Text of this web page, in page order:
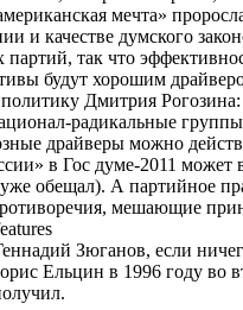
мечта»
и качестве думского
партий, так что
будут хорошим
Дмитрия
радикальные
драйверы можно
в Гос думе-2011 может
обещал). А партийное
мешающие
Зюганов, если
Ельцин в 1996 году